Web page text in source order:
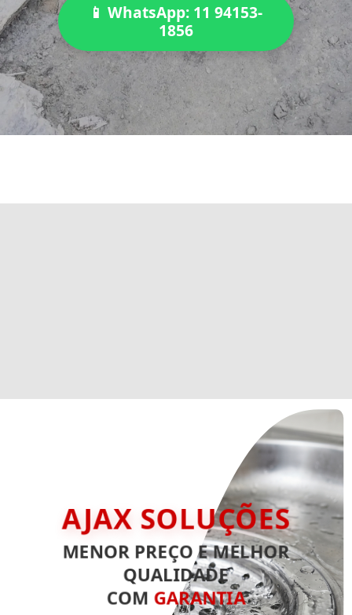
📱 WhatsApp: 11 94153-
1856
AJAX SOLUÇÕES
MENOR PREÇO E MELHOR
QUALIDADE
COM GARANTIA